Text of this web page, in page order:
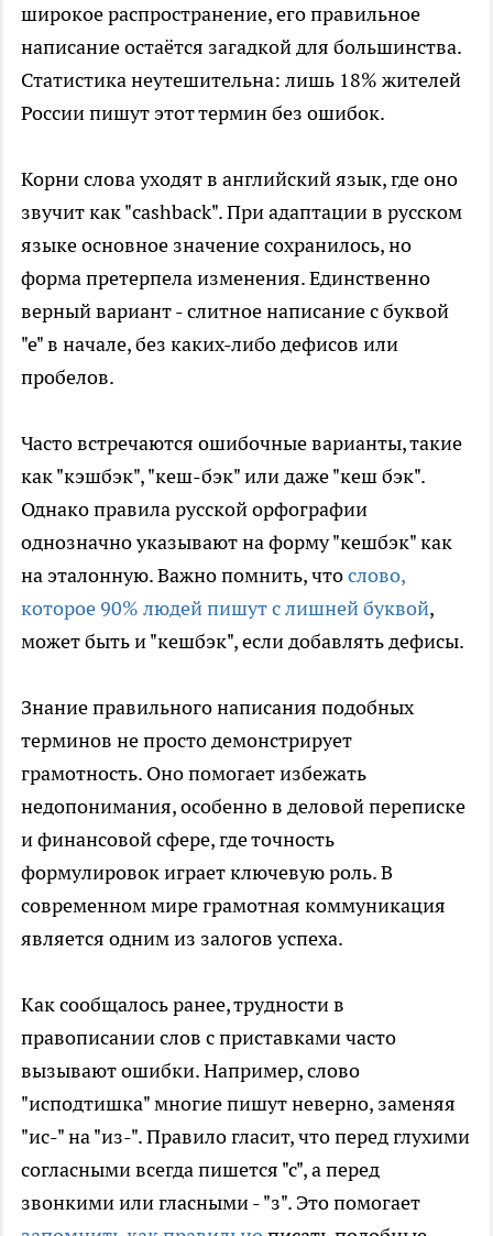
широкое распространение, его правильное
написание остаётся загадкой для большинства.
Статистика неутешительна: лишь 18% жителей
России пишут этот термин без ошибок.
Корни слова уходят в английский язык, где оно
звучит как "cashback". При адаптации в русском
языке основное значение сохранилось, но
форма претерпела изменения. Единственно
верный вариант - слитное написание с буквой
"е" в начале, без каких-либо дефисов или
пробелов.
Часто встречаются ошибочные варианты, такие
как "кэшбэк", "кеш-бэк" или даже "кеш бэк".
Однако правила русской орфографии
однозначно указывают на форму "кешбэк" как
на эталонную. Важно помнить, чтослово,
которое 90% людей пишут с лишней буквой,
может быть и "кешбэк", если добавлять дефисы.
Знание правильного написания подобных
терминов не просто демонстрирует
грамотность. Оно помогает избежать
недопонимания, особенно в деловой переписке
и финансовой сфере, где точность
формулировок играет ключевую роль. В
современном мире грамотная коммуникация
является одним из залогов успеха.
Как сообщалось ранее, трудности в
правописании слов с приставками часто
вызывают ошибки. Например, слово
"исподтишка" многие пишут неверно, заменяя
"ис-" на "из-". Правило гласит, что перед глухими
согласными всегда пишется "с", а перед
звонкими или гласными - "з". Это помогает